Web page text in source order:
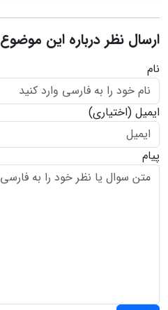
ارسال نظر درباره این موضوع
نام
ایمیل (اختیاری)
پیام